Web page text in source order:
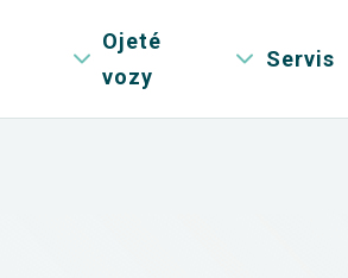
Ojeté
vozy
Servis